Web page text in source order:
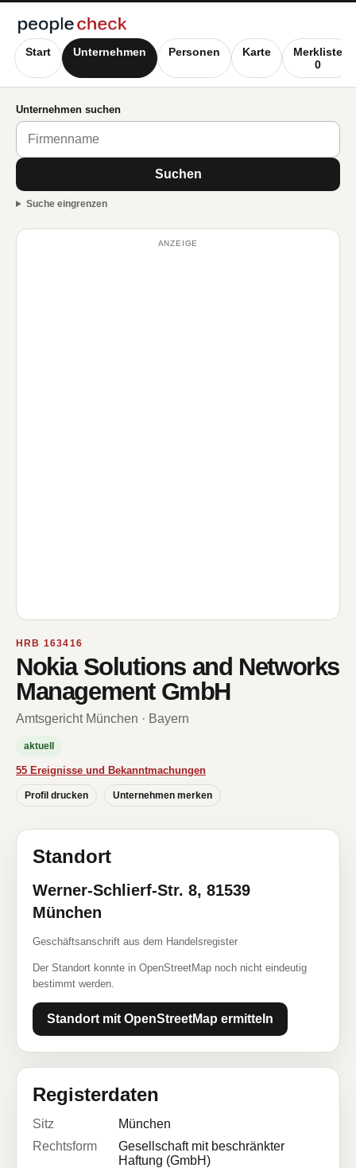
Start Unternehmen Personen Karte
Merkliste
0
Unternehmen suchen
Suchen
Suche eingrenzen
ANZEIGE
HRB 163416
Nokia Solutions and Networks
Management GmbH
Amtsgericht München · Bayern
aktuell
55 Ereignisse und Bekanntmachungen
Profil drucken Unternehmen merken
Standort
Werner-Schlierf-Str. 8, 81539
München
Geschäftsanschrift aus dem Handelsregister
Der Standort konnte in OpenStreetMap noch nicht eindeutig
bestimmt werden.
Standort mit OpenStreetMap ermitteln
Registerdaten
Sitz
München
Rechtsform
Gesellschaft mit beschränkter
Haftung (GmbH)